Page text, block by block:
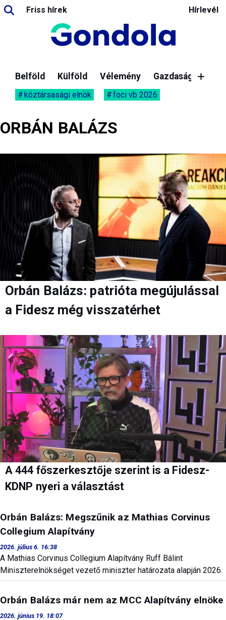
Friss hírek Hírlevél
Belföld Külföld Vélemény Gazdaság
köztársasági elnök foci vb 2026
ORBÁN BALÁZS
Orbán Balázs: patrióta megújulással
a Fidesz még visszatérhet
A 444 főszerkesztője szerint is a Fidesz-
KDNP nyeri a választást
Orbán Balázs: Megszűnik az Mathias Corvinus
Collegium Alapítvány
2026. július 6. 16:38
A Mathias Corvinus Collegium Alapítvány Ruff Bálint
Miniszterelnökséget vezető miniszter határozata alapján 2026.
Orbán Balázs már nem az MCC Alapítvány elnöke
2026. június 19. 18:07